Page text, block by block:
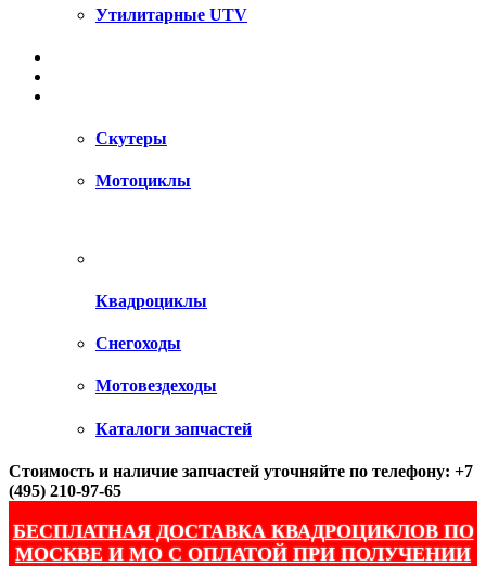
Утилитарные UTV
Скутеры
Мотоциклы
Квадроциклы
Снегоходы
Мотовездеходы
Каталоги запчастей
Стоимость и наличие запчастей уточняйте по телефону: +7
(495) 210-97-65
БЕСПЛАТНАЯ ДОСТАВКА КВАДРОЦИКЛОВ ПО
МОСКВЕ И МО С ОПЛАТОЙ ПРИ ПОЛУЧЕНИИ